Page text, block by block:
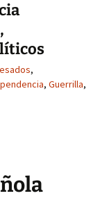
,
, Guerrilla,